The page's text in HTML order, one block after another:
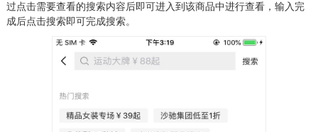
过点击需要查看的搜索内容后即可进入到该商品中进行查看，输入完
成后点击搜索即可完成搜索。